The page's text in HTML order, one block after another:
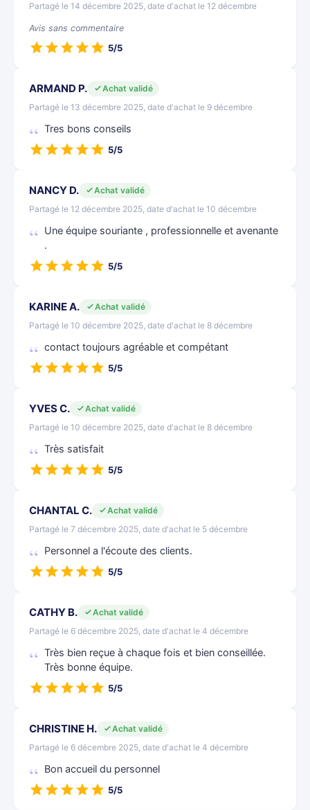
Partagé le 14 décembre 2025, date d'achat le 12 décembre
Avis sans commentaire
5/5
ARMAND P.
Achat validé
Partagé le 13 décembre 2025, date d'achat le 9 décembre
Tres bons conseils
5/5
NANCY D.
Achat validé
Partagé le 12 décembre 2025, date d'achat le 10 décembre
Une équipe souriante , professionnelle et avenante
.
5/5
KARINE A.
Achat validé
Partagé le 10 décembre 2025, date d'achat le 8 décembre
contact toujours agréable et compétant
5/5
YVES C.
Achat validé
Partagé le 10 décembre 2025, date d'achat le 8 décembre
Très satisfait
5/5
CHANTAL C.
Achat validé
Partagé le 7 décembre 2025, date d'achat le 5 décembre
Personnel a l'écoute des clients.
5/5
CATHY B.
Achat validé
Partagé le 6 décembre 2025, date d'achat le 4 décembre
Très bien reçue à chaque fois et bien conseillée.
Très bonne équipe.
5/5
CHRISTINE H.
Achat validé
Partagé le 6 décembre 2025, date d'achat le 4 décembre
Bon accueil du personnel
5/5